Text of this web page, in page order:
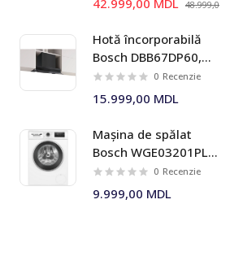
42.999,00 MDL 48.999,00 MDL
Hotă încorporabilă
Bosch DBB67DP60,
699 m³/h, 60 cm,
negru mat, Seria I 6
0 Recenzie
15.999,00 MDL
Mașina de spălat
Bosch WGE03201PL 8
kg 1200 rpm Seria I 4
0 Recenzie
9.999,00 MDL